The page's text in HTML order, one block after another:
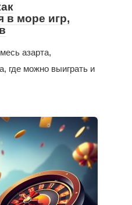
в море игр,
азарта,
где можно выиграть и